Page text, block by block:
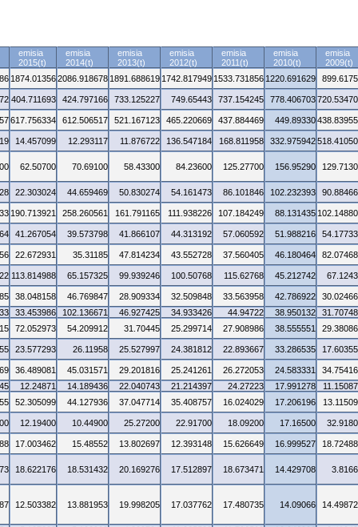
emisia
2015(t)
emisia
2014(t)
emisia
2013(t)
emisia
2012(t)
emisia
2011(t)
emisia
2010(t)
emisia
2009(t)
1874.013562086.918678 1891.688619 1742.817949 1533.731856 1220.691629
404.711693 424.797166 733.125227 749.65443 737.154245 778.406703
617.756334 612.506517 521.167123 465.220669 437.884469 449.89330
14.457099 12.293117 11.876722 136.547184 168.811958 332.975942
62.50700 70.69100 58.43300 84.23600 125.27700 156.95290
22.303024 44.659469 50.830274 54.161473 86.101846 102.232393
190.713921 258.260561 161.791165 111.938226 107.184249 88.131435
41.267054 39.573798 41.866107 44.313192 57.060592 51.988216
22.672931 35.31185 47.814234 43.552728 37.560405 46.180464
113.814988 65.157325 99.939246 100.50768 115.62768 45.212742
38.048158 46.769847 28.909334 32.509848 33.563958 42.786922
33.453986 102.136671 46.927425 34.933426 44.94722 38.950132
72.052973 54.209912 31.70445 25.299714 27.908986 38.555551
23.577293 26.11958 25.527997 24.381812 22.893667 33.286535
36.489081 45.031571 29.201816 25.241261 26.272053 24.583331
12.24871 14.189436 22.040743 21.214397 24.27223 17.991278
52.305099 44.127936 37.047714 35.408757 16.024029 17.206196
12.19400 10.44900 25.27200 22.91700 18.09200 17.16500
17.003462 15.48552 13.802697 12.393148 15.626649 16.999527
18.622176 18.531432 20.169276 17.512897 18.673471 14.429708
12.503382 13.881953 19.998205 17.037762 17.480735 14.09066